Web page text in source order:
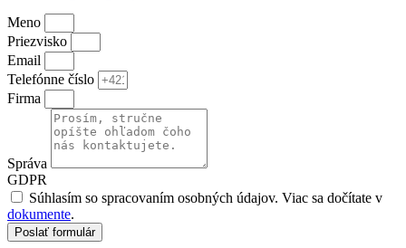
Meno
Priezvisko
Email
Telefónne číslo
Firma
Správa
GDPR
Súhlasím so spracovaním osobných údajov. Viac sa dočítate v
dokumente.
Poslať formulár